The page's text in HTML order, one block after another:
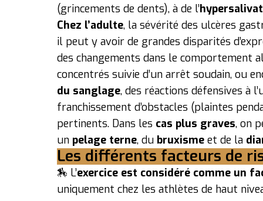
(grincements de dents), à de l’
Chez l’adulte, la sévérité des ulcères
il peut y avoir de grandes disparités
des changements dans le comportement
concentrés suivie d’un arrêt soudain, ou
du sanglage, des réactions défensives à
franchissement d’obstacles (plaintes
pertinents. Dans les cas plus graves, on
un pelage terne, du bruxisme et de la
Les différents facteurs de
🏇 L’exercice est considéré comme un
uniquement chez les athlètes de haut